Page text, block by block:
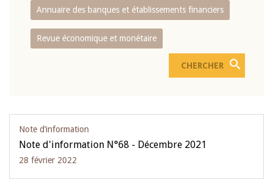
Annuaire des banques et établissements financiers
Revue économique et monétaire
Note d’information
Note d'information N°68 - Décembre 2021
28 février 2022